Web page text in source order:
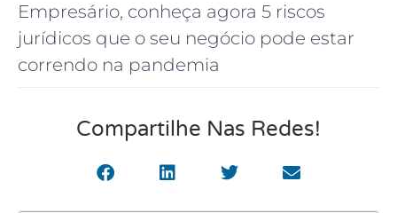
Empresário, conheça agora 5 riscos
jurídicos que o seu negócio pode estar
correndo na pandemia
Compartilhe Nas Redes!